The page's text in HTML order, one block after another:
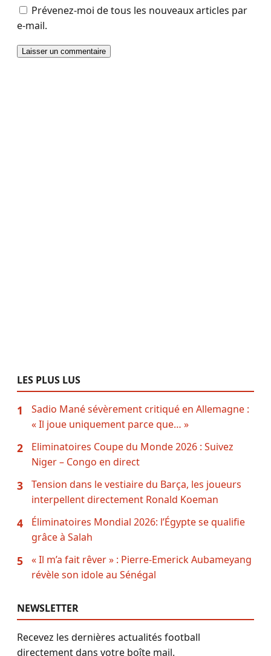
Prévenez-moi de tous les nouveaux articles par
e-mail.
LES PLUS LUS
1
Sadio Mané sévèrement critiqué en Allemagne :
« Il joue uniquement parce que… »
2
Eliminatoires Coupe du Monde 2026 : Suivez
Niger – Congo en direct
3
Tension dans le vestiaire du Barça, les joueurs
interpellent directement Ronald Koeman
4
Éliminatoires Mondial 2026: l’Égypte se qualifie
grâce à Salah
5
« Il m’a fait rêver » : Pierre-Emerick Aubameyang
révèle son idole au Sénégal
NEWSLETTER
Recevez les dernières actualités football
directement dans votre boîte mail.